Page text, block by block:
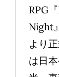
RPG
Night
より
は日